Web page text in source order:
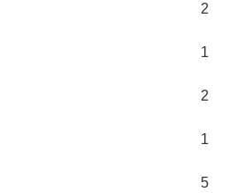
2
1
2
1
5